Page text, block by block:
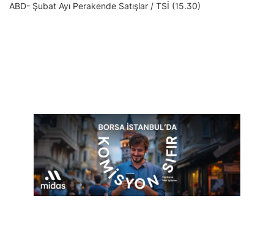
ABD- Şubat Ayı Perakende Satışlar / TSİ (15.30)